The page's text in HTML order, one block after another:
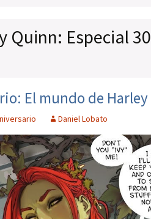
Quinn: Especial 30
El mundo de Harley
Daniel Lobato